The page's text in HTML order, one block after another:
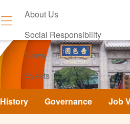
About Us
Social Responsibility
News
Events
Contact Us
History Governance Job